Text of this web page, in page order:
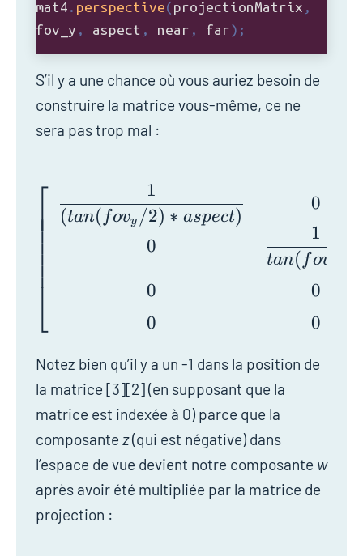
S’il y a une chance où vous auriez besoin de
construire la matrice vous-même, ce ne
sera pas trop mal :
⎣
⎢⎢⎢⎢⎢⎢⎢⎢⎡ (tan( fovy /2) ∗ aspect)
1
0
0
0
0
tan( fov
1
0
0
Notez bien qu’il y a un -1 dans la position de
la matrice [3][2] (en supposant que la
matrice est indexée à 0) parce que la
composante z(qui est négative) dans
l’espace de vue devient notre composante w
après avoir été multipliée par la matrice de
projection :